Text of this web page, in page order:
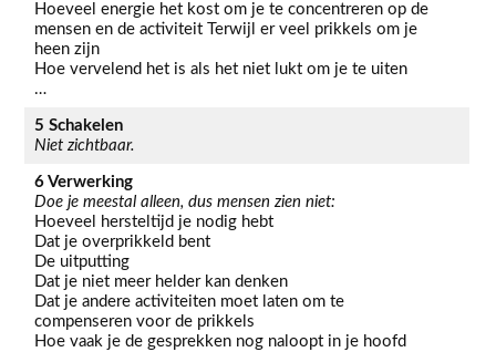
Hoeveel energie het kost om je te concentreren op de
mensen en de activiteit Terwijl er veel prikkels om je
heen zijn
Hoe vervelend het is als het niet lukt om je te uiten
…
5 Schakelen
Niet zichtbaar.
6 Verwerking
Doe je meestal alleen, dus mensen zien niet:
Hoeveel hersteltijd je nodig hebt
Dat je overprikkeld bent
De uitputting
Dat je niet meer helder kan denken
Dat je andere activiteiten moet laten om te
compenseren voor de prikkels
Hoe vaak je de gesprekken nog naloopt in je hoofd